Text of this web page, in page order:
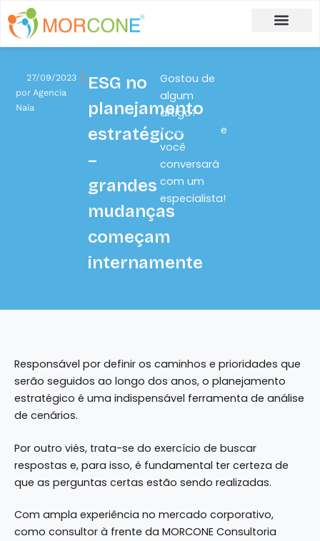
27/09/2023
por Agencia
Naia
ESG no
planejamento
estratégico
–
grandes
mudanças
começam
internamente
Gostou de
algum
artigo?
Clique aqui
e
você
conversará
com um
especialista!
Responsável por definir os caminhos e prioridades que
serão seguidos ao longo dos anos, o planejamento
estratégico é uma indispensável ferramenta de análise
de cenários.
Por outro viés, trata-se do exercício de buscar
respostas e, para isso, é fundamental ter certeza de
que as perguntas certas estão sendo realizadas.
Com ampla experiência no mercado corporativo,
como consultor à frente da MORCONE Consultoria